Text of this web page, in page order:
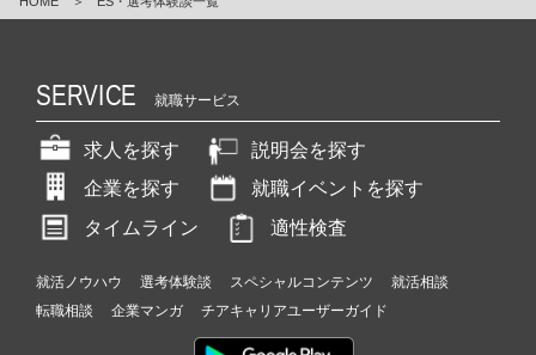
SERVICE 就職サービス
求人を探す
説明会を探す
企業を探す
就職イベントを探す
タイムライン
適性検査
就活ノウハウ 選考体験談 スペシャルコンテンツ
就活相談
転職相談
企業マンガ チアキャリアユーザーガイド